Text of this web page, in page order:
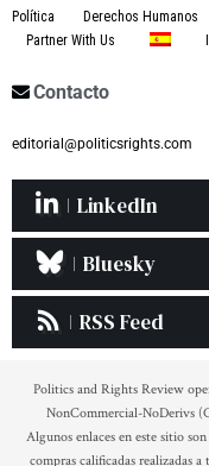
Política Derechos Humanos
Partner With Us
Contacto
editorial@politicsrights.com
LinkedIn
Bluesky
RSS Feed
Politics and Rights Review
NonCommercial-NoDerivs
Algunos enlaces en este sitio
compras calificadas realizadas